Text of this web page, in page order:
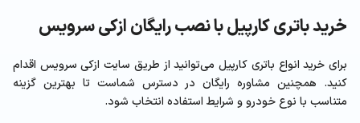
خرید باتری کارپیل با نصب رایگان ازکی سرویس
برای خرید انواع باتری کارپیل می‌توانید از طریق سایت ازکی سرویس اقدام
کنید. همچنین مشاوره رایگان در دسترس شماست تا بهترین گزینه
متناسب با نوع خودرو و شرایط استفاده انتخاب شود.